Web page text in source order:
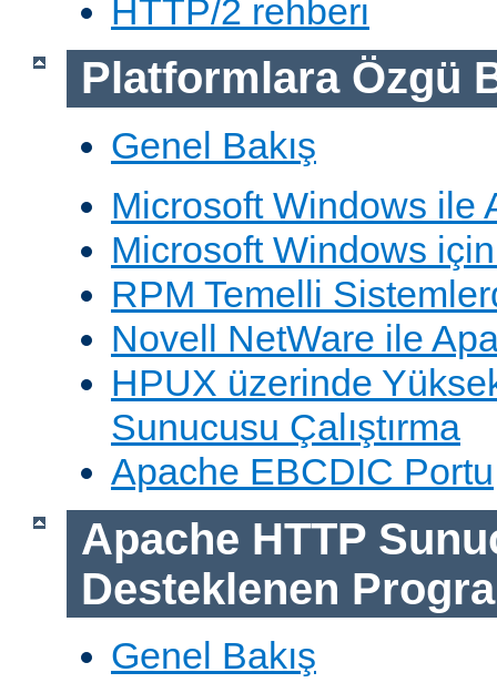
HTTP/2 rehberi
Platformlara Özgü
Genel Bakış
Microsoft Windows ile
Microsoft Windows
RPM Temelli
Novell NetWare ile
HPUX üzerinde
Sunucusu Çalıştırma
Apache EBCDIC Portu
Apache HTTP
Desteklenen
Genel Bakış